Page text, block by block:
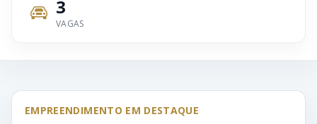
3
VAGAS
EMPREENDIMENTO EM DESTAQUE